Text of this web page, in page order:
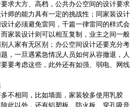
求大方、高档，公共办公空间的设计要求
师的能力具有一定的挑战性；同家装设计
计必须避免雷同，千篇一律雷同的样式会
家装设计则可以相互复制，业主之间一般
人家有无区别；办公空间设计还要充分考
，一旦遇紧急情况人员如何从容撤退，人
要考虑这些，此外还有如强、弱电、网线
不相同，比如墙面，家装较多使用乳胶
此以外，还有铝塑板、防火板、穿孔吸音